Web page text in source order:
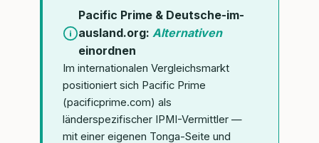
Pacific Prime & Deutsche-im-
ausland.org: Alternativen
einordnen
Im internationalen Vergleichsmarkt
positioniert sich Pacific Prime
(pacificprime.com) als
länderspezifischer IPMI-Vermittler —
mit einer eigenen Tonga-Seite und